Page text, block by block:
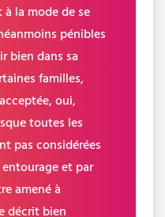
la mode de se
pénibles
bien dans sa
familles,
oui,
toutes les
pas considérées
et par
amené à
décrit bien